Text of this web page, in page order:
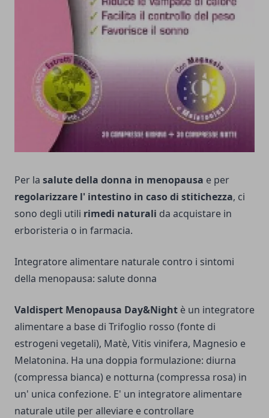
Per la salute della donna in menopausa e per
regolarizzare l' intestino in caso di stitichezza, ci
sono degli utili rimedi naturali da acquistare in
erboristeria o in farmacia.
Integratore alimentare naturale contro i sintomi
della menopausa: salute donna
Valdispert Menopausa Day&Night è un integratore
alimentare a base di Trifoglio rosso (fonte di
estrogeni vegetali), Matè, Vitis vinifera, Magnesio e
Melatonina. Ha una doppia formulazione: diurna
(compressa bianca) e notturna (compressa rosa) in
un' unica confezione. E' un integratore alimentare
naturale utile per alleviare e controllare